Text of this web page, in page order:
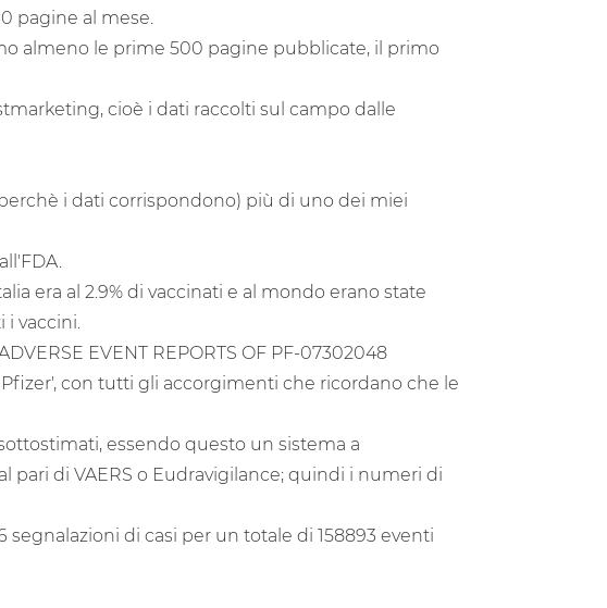
pagine al mese.
almeno le prime 500 pagine pubblicate, il primo
cioè i dati raccolti sul campo dalle
i dati corrispondono) più di uno dei miei
era al 2.9% di vaccinati e al mondo erano state
i vaccini.
EVENT REPORTS OF PF-07302048
Pfizer', con tutti gli accorgimenti che ricordano che le
essendo questo un sistema a
pari di VAERS o Eudravigilance; quindi i numeri di
di casi per un totale di 158893 eventi